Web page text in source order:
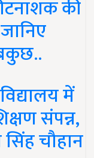
की
में
संपन्न,
सिंह चौहान